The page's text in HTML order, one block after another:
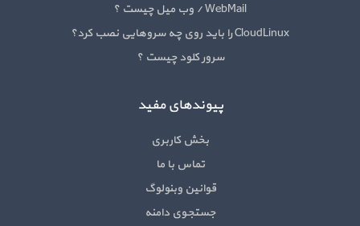
WebMail / وب میل چیست ؟
CloudLinux را باید روی چه سروهایی نصب کرد؟
سرور کلود چیست ؟
پیوندهای مفید
بخش کاربری
تماس با ما
قوانین وبنولوگ
جستجوی دامنه